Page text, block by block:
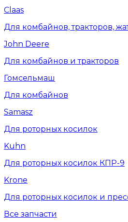
Claas
Для комбайнов, тракторов,
John Deere
Для комбайнов и тракторов
Гомсельмаш
Для комбайнов
Samasz
Для роторных косилок
Kuhn
Для роторных косилок КПР-9
Krone
Для роторных косилок и
Все запчасти